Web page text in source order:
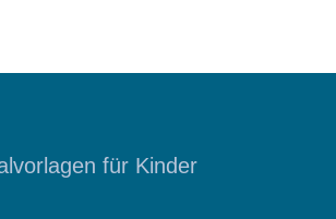
für Kinder